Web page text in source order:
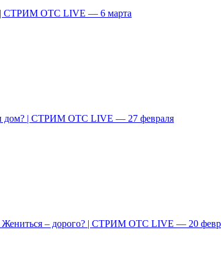
| СТРИМ ОТС LIVE — 6 марта
дом? | СТРИМ ОТС LIVE — 27 февраля
/ Жениться – дорого? | СТРИМ ОТС LIVE — 20